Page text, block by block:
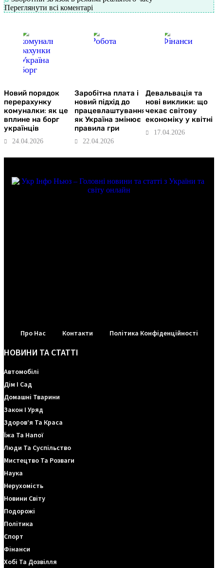
Переглянути всі коментарі
Новий порядок
перерахунку
комуналки: як це
вплине на борг
українців
24.04.2026
Заробітна плата і
новий підхід до
працевлаштування:
як Україна змінює
правила гри
22.04.2026
Девальвація та
нові виклики: що
чекає світову
економіку у квітні
17.04.2026
Про Нас Контакти Політика Конфіденційності
НОВИНИ ТА СТАТТІ
Автомобілі
Дім І Сад
Домашні Тварини
Закон І Уряд
Здоров’я Та Краса
Їжа Та Напої
Люди Та Суспільство
Мистецтво Та Розваги
Наука
Нерухомість
Новини Світу
Подорожі
Політика
Спорт
Фінанси
Хобі Та Дозвілля